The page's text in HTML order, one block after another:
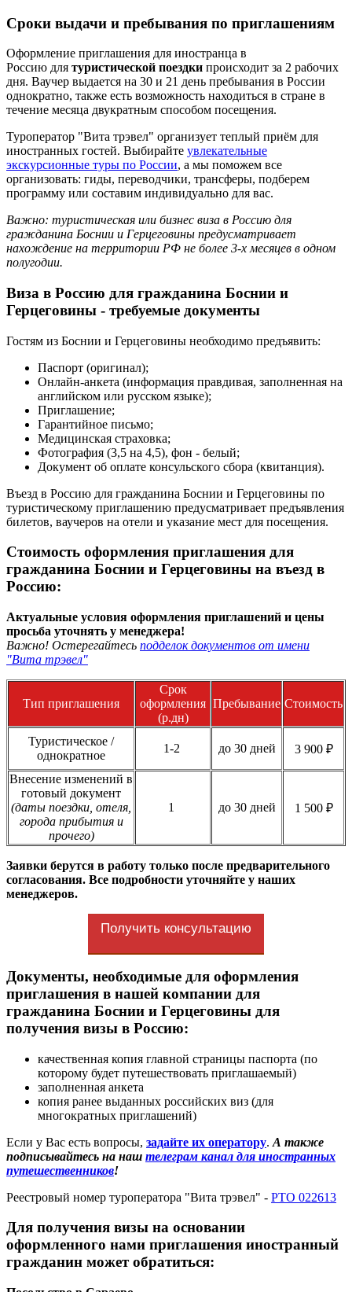
Сроки выдачи и пребывания по приглашениям
Оформление приглашения для иностранца в
Россию для туристической поездки происходит за 2 рабочих
дня. Ваучер выдается на 30 и 21 день пребывания в России
однократно, также есть возможность находиться в стране в
течение месяца двукратным способом посещения.
Туроператор "Вита трэвел" организует теплый приём для
иностранных гостей. Выбирайте увлекательные
экскурсионные туры по России, а мы поможем все
организовать: гиды, переводчики, трансферы, подберем
программу или составим индивидуально для вас.
Важно: туристическая или бизнес виза в Россию для
гражданина Боснии и Герцеговины предусматривает
нахождение на территории РФ не более 3-х месяцев в одном
полугодии.
Виза в Россию для гражданина Боснии и
Герцеговины - требуемые документы
Гостям из Боснии и Герцеговины необходимо предъявить:
Паспорт (оригинал);
Онлайн-анкета (информация правдивая, заполненная на
английском или русском языке);
Приглашение;
Гарантийное письмо;
Медицинская страховка;
Фотография (3,5 на 4,5), фон - белый;
Документ об оплате консульского сбора (квитанция).
Въезд в Россию для гражданина Боснии и Герцеговины по
туристическому приглашению предусматривает предъявления
билетов, ваучеров на отели и указание мест для посещения.
Стоимость оформления приглашения для
гражданина Боснии и Герцеговины на въезд в
Россию:
Актуальные условия оформления приглашений и цены
просьба уточнять у менеджера!
Важно! Остерегайтесь подделок документов от имени
"Вита трэвел"
Тип приглашения
Срок
оформления
(р.дн)
Пребывание Стоимость
Туристическое /
однократное
1-2 до 30 дней 3 900 ₽
Внесение изменений в
готовый документ
(даты поездки, отеля,
города прибытия и
прочего)
1 до 30 дней 1 500 ₽
Заявки берутся в работу только после предварительного
согласования. Все подробности уточняйте у наших
менеджеров.
Получить консультацию
Документы, необходимые для оформления
приглашения в нашей компании для
гражданина Боснии и Герцеговины для
получения визы в Россию:
качественная копия главной страницы паспорта (по
которому будет путешествовать приглашаемый)
заполненная анкета
копия ранее выданных российских виз (для
многократных приглашений)
Если у Вас есть вопросы, задайте их оператору. А также
подписывайтесь на наш телеграм канал для иностранных
путешественников!
Реестровый номер туроператора "Вита трэвел" - РТО 022613
Для получения визы на основании
оформленного нами приглашения иностранный
гражданин может обратиться: